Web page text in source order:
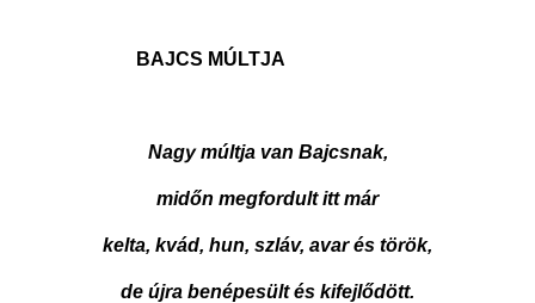
BAJCS MÚLTJA
Nagy múltja van Bajcsnak,
midőn megfordult itt már
kelta, kvád, hun, szláv, avar és török,
de újra benépesült és kifejlődött.